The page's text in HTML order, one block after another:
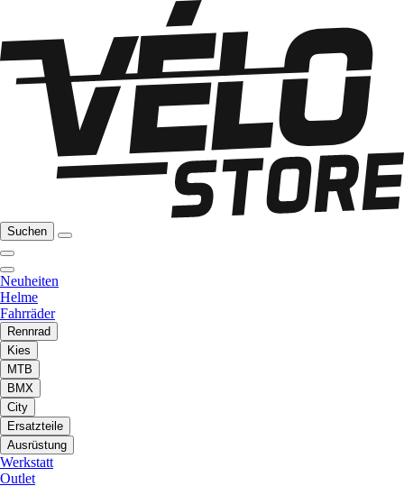
Suchen
Neuheiten
Helme
Fahrräder
Rennrad
Kies
MTB
BMX
City
Ersatzteile
Ausrüstung
Werkstatt
Outlet